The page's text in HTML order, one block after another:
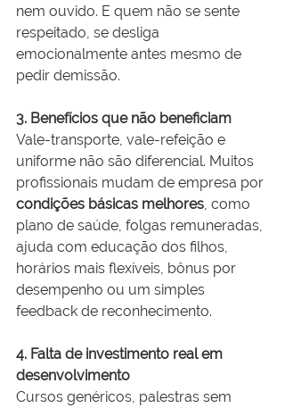
nem ouvido. E quem não se sente
respeitado, se desliga
emocionalmente antes mesmo de
pedir demissão.
3. Benefícios que não beneficiam
Vale-transporte, vale-refeição e
uniforme não são diferencial. Muitos
profissionais mudam de empresa por
condições básicas melhores , como
plano de saúde, folgas remuneradas,
ajuda com educação dos filhos,
horários mais flexíveis, bônus por
desempenho ou um simples
feedback de reconhecimento.
4. Falta de investimento real em
desenvolvimento
Cursos genéricos, palestras sem